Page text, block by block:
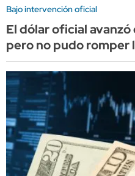
Bajo intervención oficial
El dólar oficial avanzó
pero no pudo romper